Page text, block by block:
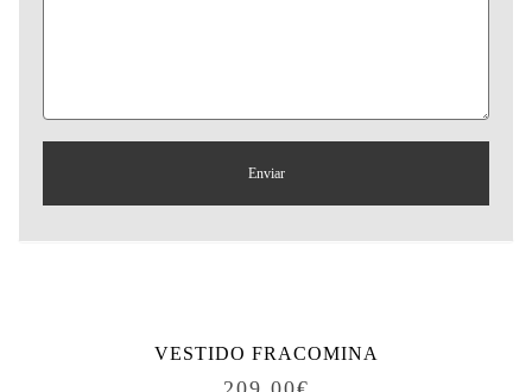
VESTIDO FRACOMINA